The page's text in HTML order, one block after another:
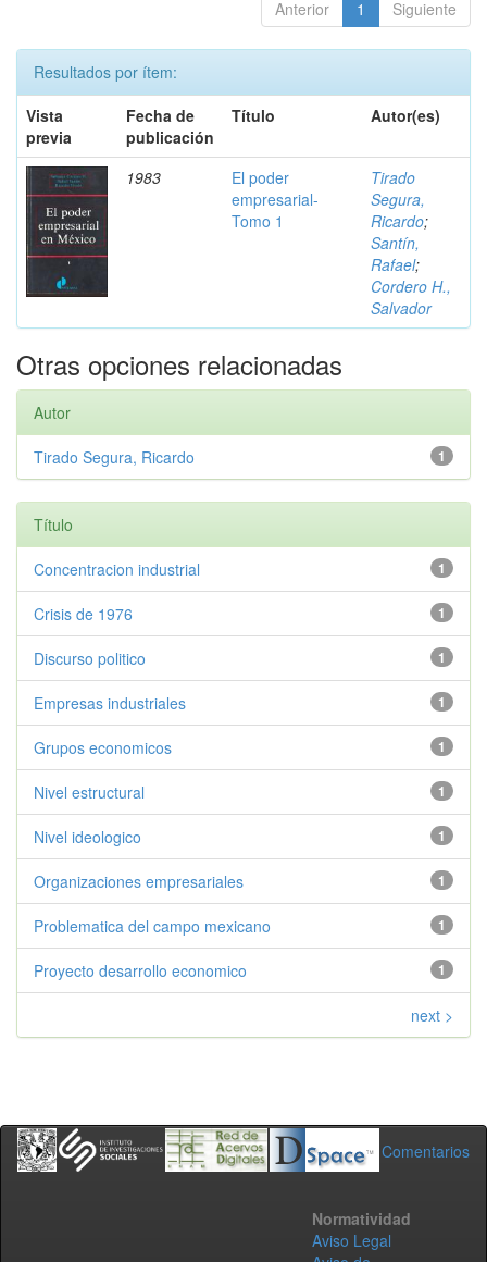
Anterior 1 Siguiente
Resultados por ítem:
Vista
previa
Fecha de
publicación
Título Autor(es)
1983
El poder
empresarial-
Tomo 1
Tirado
Segura,
Ricardo;
Santín,
Rafael;
Cordero H.,
Salvador
Otras opciones relacionadas
Autor
1
Tirado Segura, Ricardo
Título
1
Concentracion industrial
1
Crisis de 1976
1
Discurso politico
1
Empresas industriales
1
Grupos economicos
1
Nivel estructural
1
Nivel ideologico
1
Organizaciones empresariales
1
Problematica del campo mexicano
1
Proyecto desarrollo economico
next >
Comentarios
Normatividad
Aviso Legal